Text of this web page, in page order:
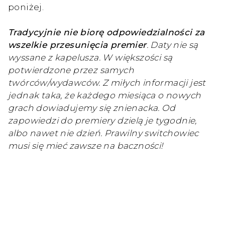
poniżej.
Tradycyjnie nie biorę odpowiedzialności za
wszelkie przesunięcia premier. Daty nie są
wyssane z kapelusza. W większości są
potwierdzone przez samych
twórców/wydawców. Z miłych informacji jest
jednak taka, że każdego miesiąca o nowych
grach dowiadujemy się znienacka. Od
zapowiedzi do premiery dzielą je tygodnie,
albo nawet nie dzień. Prawilny switchowiec
musi się mieć zawsze na baczności!